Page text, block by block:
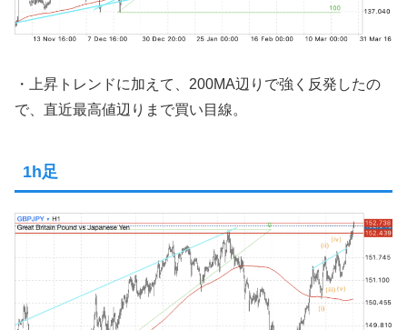
・上昇トレンドに加えて、200MA辺りで強く反発したの
で、直近最高値辺りまで買い目線。
1h足